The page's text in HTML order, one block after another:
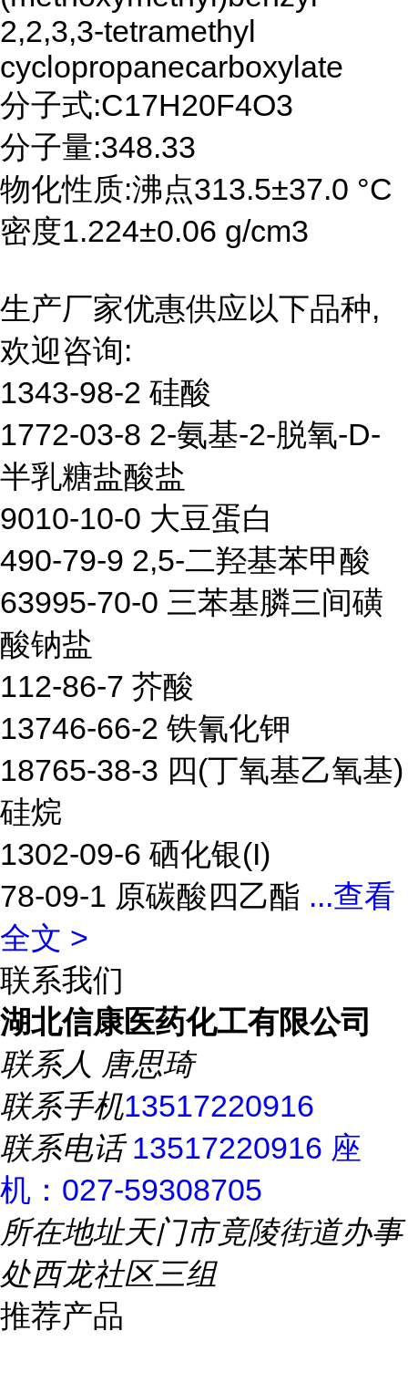
2,2,3,3-tetramethyl
cyclopropanecarboxylate
分子式:C17H20F4O3
分子量:348.33
物化性质:沸点313.5±37.0 °C
密度1.224±0.06 g/cm3
生产厂家优惠供应以下品种,
欢迎咨询:
1343-98-2 硅酸
1772-03-8 2-氨基-2-脱氧-D-
半乳糖盐酸盐
9010-10-0 大豆蛋白
490-79-9 2,5-二羟基苯甲酸
63995-70-0 三苯基膦三间磺
酸钠盐
112-86-7 芥酸
13746-66-2 铁氰化钾
18765-38-3 四(丁氧基乙氧基)
硅烷
1302-09-6 硒化银(I)
78-09-1 原碳酸四乙酯 ...查看
全文 >
联系我们
湖北信康医药化工有限公司
联系人 唐思琦
联系手机13517220916
联系电话13517220916 座
机：027-59308705
所在地址天门市竟陵街道办事
处西龙社区三组
推荐产品